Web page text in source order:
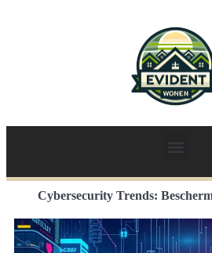
Cybersecurity Trends: